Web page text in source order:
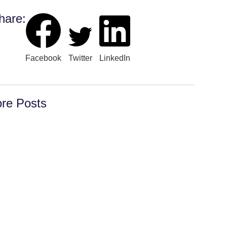
Facebook Twitter LinkedIn
Posts